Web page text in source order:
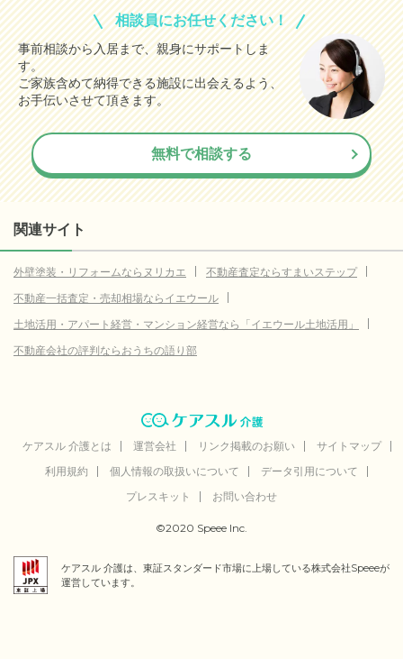
相談員にお任せください！
事前相談から入居まで、親身にサポートしま
す。
ご家族含めて納得できる施設に出会えるよう、
お手伝いさせて頂きます。
無料で相談する
関連サイト
外壁塗装・リフォームならヌリカエ
不動産査定ならすまいステップ
不動産一括査定・売却相場ならイエウール
土地活用・アパート経営・マンション経営なら「イエウール土地活用」
不動産会社の評判ならおうちの語り部
ケアスル 介護とは 運営会社 リンク掲載のお願い
サイトマップ
利用規約
個人情報の取扱いについて
データ引用について
プレスキット
お問い合わせ
©2020 Speee Inc.
ケアスル 介護は、東証スタンダード市場に上場している株式会社Speeeが
運営しています。